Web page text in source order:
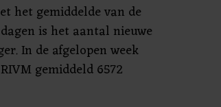
het gemiddelde van de
is het aantal nieuwe
In de afgelopen week
gemiddeld 6572